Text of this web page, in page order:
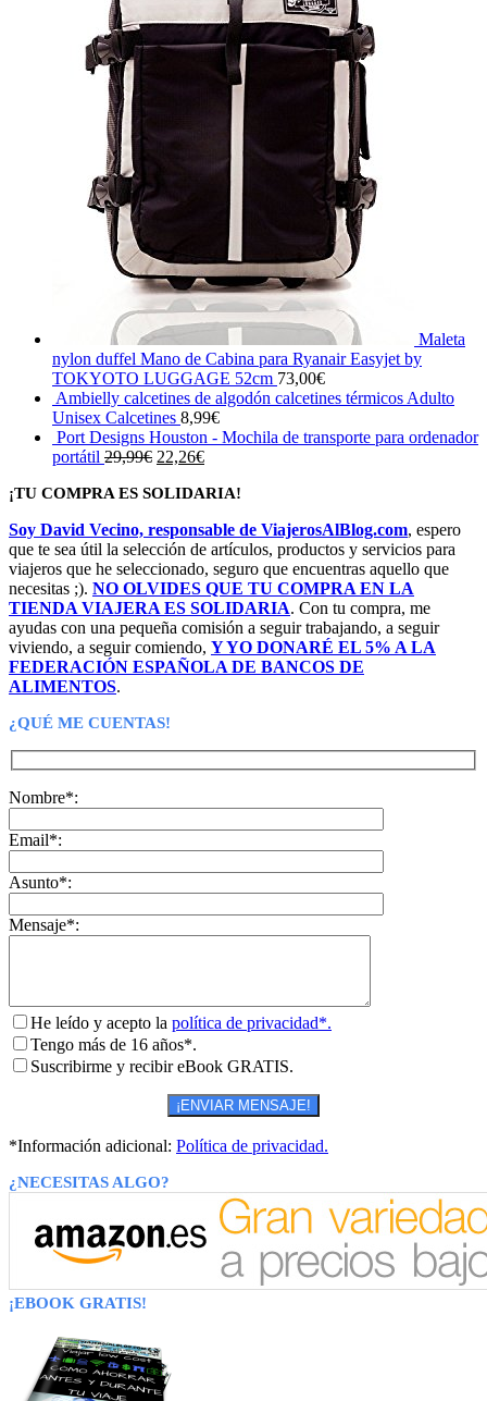
Maleta
nylon duffel Mano de Cabina para Ryanair Easyjet by
TOKYOTO LUGGAGE 52cm 73,00€
Ambielly calcetines de algodón calcetines térmicos Adulto
Unisex Calcetines 8,99€
Port Designs Houston - Mochila de transporte para ordenador
portátil 29,99€ El
original
29,99€.
22,26€El
actual
22,26€.
¡TU COMPRA ES SOLIDARIA!
Soy David Vecino, responsable de ViajerosAlBlog.com, espero
que te sea útil la selección de artículos, productos y servicios para
viajeros que he seleccionado, seguro que encuentras aquello que
necesitas ;). NO OLVIDES QUE TU COMPRA EN LA
TIENDA VIAJERA ES SOLIDARIA. Con tu compra, me
ayudas con una pequeña comisión a seguir trabajando, a seguir
viviendo, a seguir comiendo, Y YO DONARÉ EL 5% A LA
FEDERACIÓN ESPAÑOLA DE BANCOS DE
ALIMENTOS.
¿QUÉ ME CUENTAS!
Nombre*:
Email*:
Asunto*:
Mensaje*:
He leído y acepto la política de privacidad*.
Tengo más de 16 años*.
Suscribirme y recibir eBook GRATIS.
*Información adicional: Política de privacidad.
¿NECESITAS ALGO?
¡EBOOK GRATIS!